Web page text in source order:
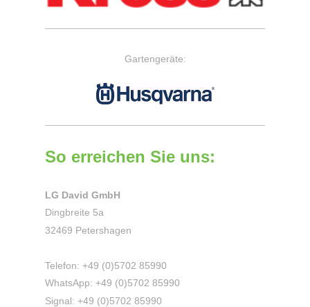
Gartengeräte:
So erreichen Sie uns:
LG David GmbH
Dingbreite 5a
32469 Petershagen
Telefon: +49 (0)5702 85990
WhatsApp: +49 (0)5702 85990
Signal: +49 (0)5702 85990